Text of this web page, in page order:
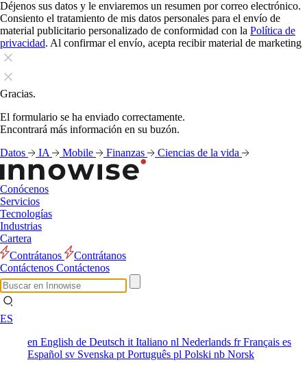
Déjenos sus datos y le enviaremos un resumen por correo electrónico.
Consiento el tratamiento de mis datos personales para el envío de
material publicitario personalizado de conformidad con la Política de
privacidad. Al confirmar el envío, acepta recibir material de marketing
Gracias.
El formulario se ha enviado correctamente.
Encontrará más información en su buzón.
Datos
IA Mobile Finanzas Ciencias de la vida
Conócenos
Servicios
Tecnologías
Industrias
Cartera
Contrátanos
Contrátanos
Contáctenos Contáctenos
ES
en English de Deutsch it Italiano nl Nederlands frFrançais es
Español sv Svenska pt Português pl Polski nb Norsk